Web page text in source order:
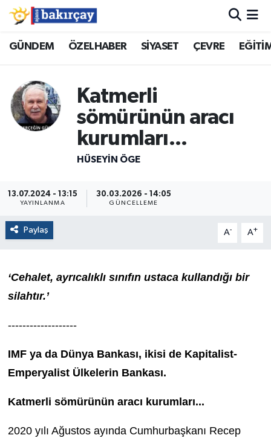
GÜNDEM ÖZELHABER SİYASET ÇEVRE
Katmerli
sömürünün aracı
kurumları...
HÜSEYIN ÖGE
13.07.2024 - 13:15
YAYINLANMA
30.03.2026 - 14:05
GÜNCELLEME
Paylaş A- A+
‘Cehalet, ayrıcalıklı sınıfın ustaca kullandığı bir
silahtır.’
-------------------
IMF ya da Dünya Bankası, ikisi de Kapitalist-
Emperyalist Ülkelerin Bankası.
Katmerli sömürünün aracı kurumları...
2020 yılı Ağustos ayında Cumhurbaşkanı Recep
İzmir Nöbetçi Eczaneler
İzmir Namaz Vakitleri
İzmir Trafik Yoğunluk Haritası
Tüm Manşetler
Son Dakika Haberleri